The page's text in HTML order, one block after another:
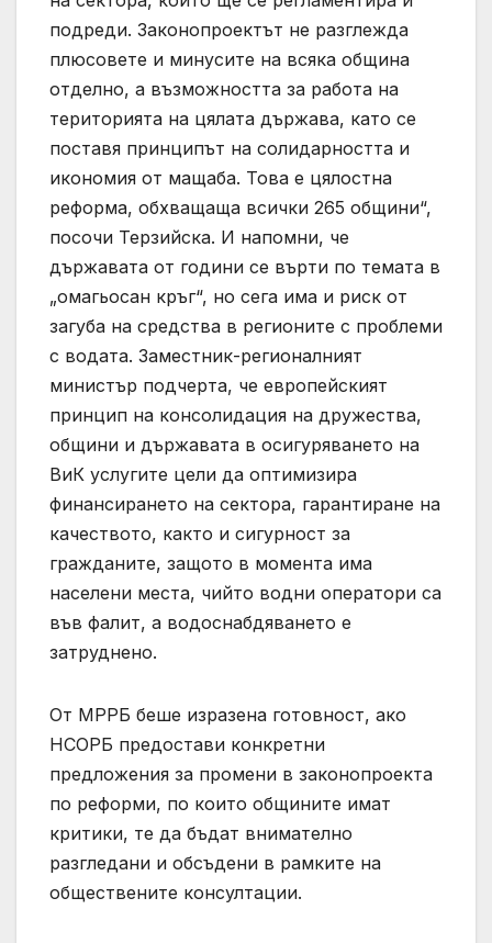
подреди. Законопроектът не разглежда
плюсовете и минусите на всяка община
отделно, а възможността за работа на
територията на цялата държава, като се
поставя принципът на солидарността и
икономия от мащаба. Това е цялостна
реформа, обхващаща всички 265 общини“,
посочи Терзийска. И напомни, че
държавата от години се върти по темата в
„омагьосан кръг“, но сега има и риск от
загуба на средства в регионите с проблеми
с водата. Заместник-регионалният
министър подчерта, че европейският
принцип на консолидация на дружества,
общини и държавата в осигуряването на
ВиК услугите цели да оптимизира
финансирането на сектора, гарантиране на
качеството, както и сигурност за
гражданите, защото в момента има
населени места, чийто водни оператори са
във фалит, а водоснабдяването е
затруднено.
От МРРБ беше изразена готовност, ако
НСОРБ предостави конкретни
предложения за промени в законопроекта
по реформи, по които общините имат
критики, те да бъдат внимателно
разгледани и обсъдени в рамките на
обществените консултации.